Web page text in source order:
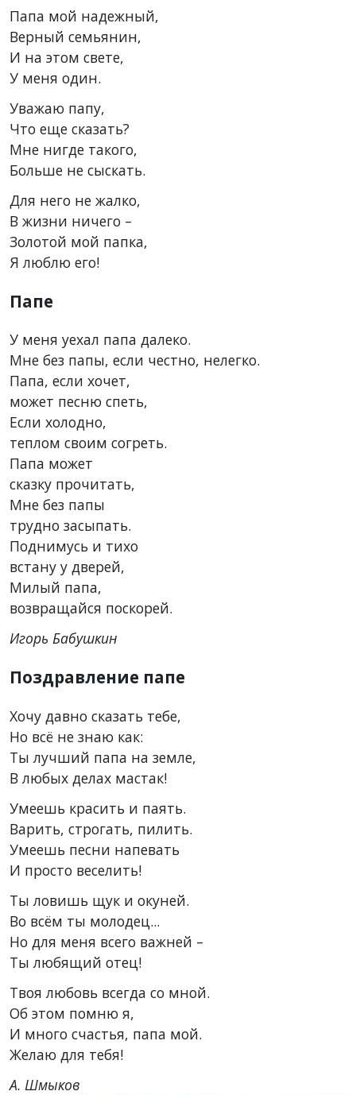
Папа мой надежный,
Верный семьянин,
И на этом свете,
У меня один.
Уважаю папу,
Что еще сказать?
Мне нигде такого,
Больше не сыскать.
Для него не жалко,
В жизни ничего –
Золотой мой папка,
Я люблю его!
Папе
У меня уехал папа далеко.
Мне без папы, если честно, нелегко.
Папа, если хочет,
может песню спеть,
Если холодно,
теплом своим согреть.
Папа может
сказку прочитать,
Мне без папы
трудно засыпать.
Поднимусь и тихо
встану у дверей,
Милый папа,
возвращайся поскорей.
Игорь Бабушкин
Поздравление папе
Хочу давно сказать тебе,
Но всё не знаю как:
Ты лучший папа на земле,
В любых делах мастак!
Умеешь красить и паять.
Варить, строгать, пилить.
Умеешь песни напевать
И просто веселить!
Ты ловишь щук и окуней.
Во всём ты молодец...
Но для меня всего важней –
Ты любящий отец!
Твоя любовь всегда со мной.
Об этом помню я,
И много счастья, папа мой.
Желаю для тебя!
А. Шмыков